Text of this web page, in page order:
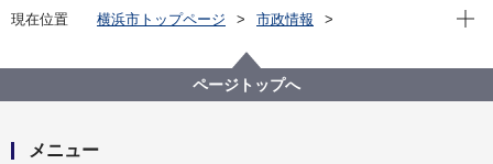
現在位置 横浜市トップページ
市政情報
脱炭素・GREEN×EXPO推進局
記者発表 2025年度
市内18区役所戸籍課窓口で、GREEN×EXPO 2027 仕
現在
ページトップへ
メニュー